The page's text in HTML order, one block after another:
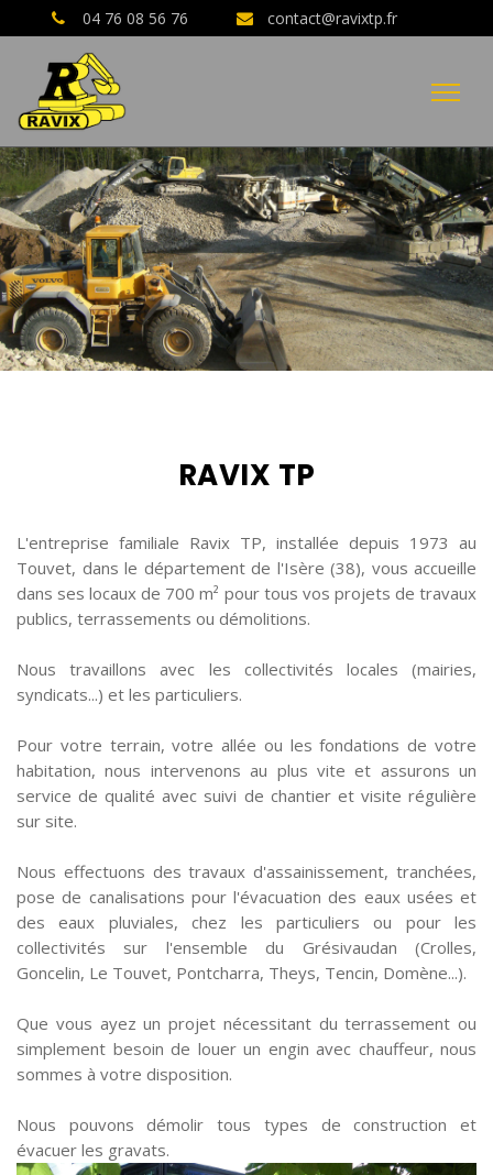
04 76 08 56 76 contact@ravixtp.fr
04 76 08 56 76 AVIS CLIENTS GOOGLE
RAVIX TP
L'entreprise familiale Ravix TP, installée depuis 1973 au
Touvet, dans le département de l'Isère (38), vous accueille
dans ses locaux de 700 m² pour tous vos projets de travaux
publics, terrassements ou démolitions.
Nous travaillons avec les collectivités locales (mairies,
syndicats...) et les particuliers.
Pour votre terrain, votre allée ou les fondations de votre
habitation, nous intervenons au plus vite et assurons un
service de qualité avec suivi de chantier et visite régulière
sur site.
Nous effectuons des travaux d'assainissement, tranchées,
pose de canalisations pour l'évacuation des eaux usées et
des eaux pluviales, chez les particuliers ou pour les
collectivités sur l'ensemble du Grésivaudan (Crolles,
Goncelin, Le Touvet, Pontcharra, Theys, Tencin, Domène...).
Que vous ayez un projet nécessitant du terrassement ou
simplement besoin de louer un engin avec chauffeur, nous
sommes à votre disposition.
Nous pouvons démolir tous types de construction et
évacuer les gravats.